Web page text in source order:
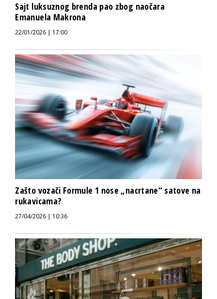
Sajt luksuznog brenda pao zbog naočara
Emanuela Makrona
22/01/2026 | 17:00
Zašto vozači Formule 1 nose „nacrtane“ satove na
rukavicama?
27/04/2026 | 10:36